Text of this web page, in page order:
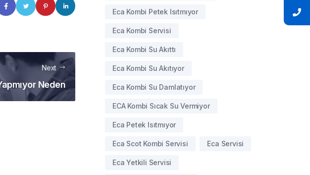
Next
Neden
Eca Kombi Petek Isıtmıyor
Eca Kombi Servisi
Eca Kombi Su Akıttı
Eca Kombi Su Akıtıyor
Eca Kombi Su Damlatıyor
ECA Kombi Sıcak Su Vermiyor
Eca Petek Isıtmıyor
Eca Scot Kombi Servisi Eca Servisi
Eca Yetkili Servisi